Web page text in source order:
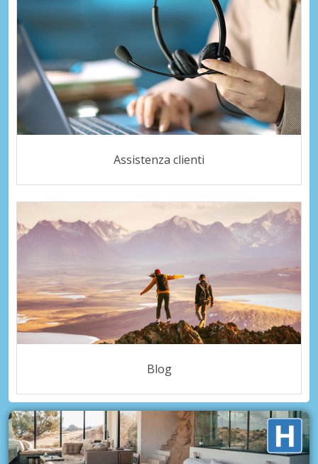
Assistenza clienti
Blog